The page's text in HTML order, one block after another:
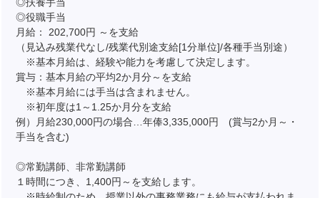
◎役職手当
月給： 202,700円 ～を支給
（見込み残業代なし/残業代別途支給[1分単位]/各種手当別途）
※基本月給は、経験や能力を考慮して決定します。
賞与：基本月給の平均2か月分～を支給
※基本月給には手当は含まれません。
※初年度は1～1.25か月分を支給
例）月給230,000円の場合…年俸3,335,000円 (賞与2か月～・
手当を含む)
◎常勤講師、非常勤講師
１時間につき、1,400円～を支給します。